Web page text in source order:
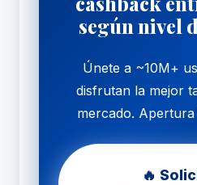
según nivel
Únete a ~10M+
disfrutan la mejor
mercado.
🔥